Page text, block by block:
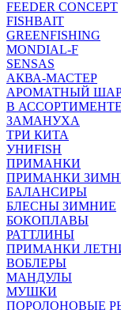
FEEDER CONCEPT
FISHBAIT
GREENFISHING
MONDIAL-F
SENSAS
АКВА-МАСТЕР
АРОМАТНЫЙ
В АССОРТИМЕНТЕ
ЗАМАНУХА
ТРИ КИТА
УНИFISH
ПРИМАНКИ
ПРИМАНКИ
БАЛАНСИРЫ
БЛЕСНЫ ЗИМНИЕ
БОКОПЛАВЫ
РАТТЛИНЫ
ПРИМАНКИ
ВОБЛЕРЫ
МАНДУЛЫ
МУШКИ
ПОРОЛОНОВЫЕ